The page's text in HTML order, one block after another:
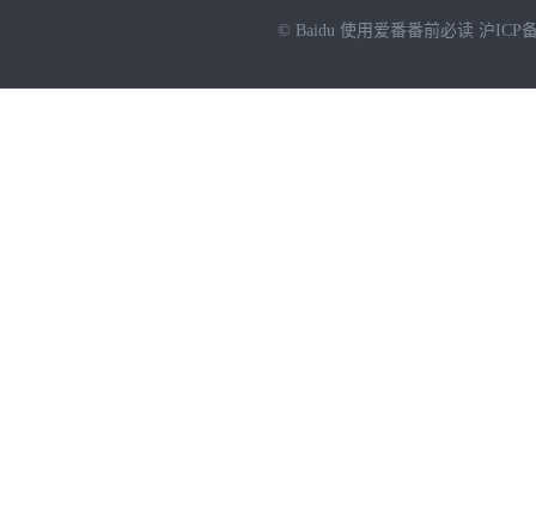
© Baidu 使用爱番番前必读 沪ICP